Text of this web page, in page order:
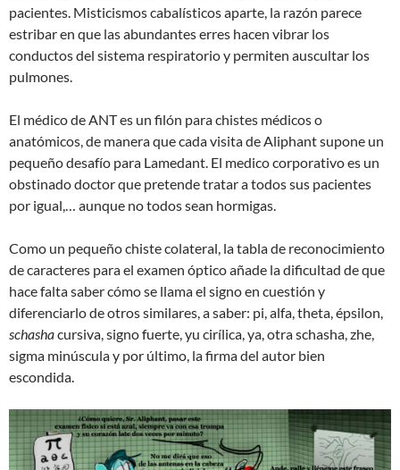
pacientes. Misticismos cabalísticos aparte, la razón parece
estribar en que las abundantes erres hacen vibrar los
conductos del sistema respiratorio y permiten auscultar los
pulmones.
El médico de ANT es un filón para chistes médicos o
anatómicos, de manera que cada visita de Aliphant supone un
pequeño desafío para Lamedant. El medico corporativo es un
obstinado doctor que pretende tratar a todos sus pacientes
por igual,… aunque no todos sean hormigas.
Como un pequeño chiste colateral, la tabla de reconocimiento
de caracteres para el examen óptico añade la dificultad de que
hace falta saber cómo se llama el signo en cuestión y
diferenciarlo de otros similares, a saber: pi, alfa, theta, épsilon,
schashacursiva, signo fuerte, yu cirílica, ya, otra schasha, zhe,
sigma minúscula y por último, la firma del autor bien
escondida.